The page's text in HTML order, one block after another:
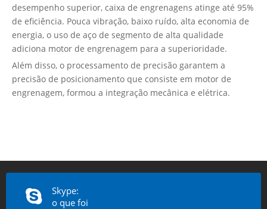
desempenho superior, caixa de engrenagens atinge até 95%
de eficiência. Pouca vibração, baixo ruído, alta economia de
energia, o uso de aço de segmento de alta qualidade
adiciona motor de engrenagem para a superioridade.
Além disso, o processamento de precisão garantem a
precisão de posicionamento que consiste em motor de
engrenagem, formou a integração mecânica e elétrica.
Skype:
o que foi